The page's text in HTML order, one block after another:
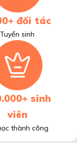
đối tác
Tuyển sinh
sinh
viên
thành công